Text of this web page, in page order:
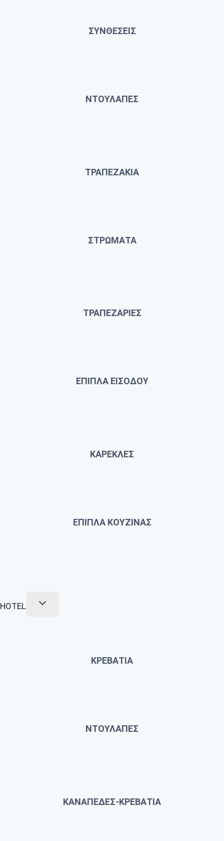
ΣΥΝΘΕΣΕΙΣ
ΝΤΟΥΛΑΠΕΣ
ΤΡΑΠΕΖΑΚΙΑ
ΣΤΡΩΜΑΤΑ
ΤΡΑΠΕΖΑΡΙΕΣ
ΕΠΙΠΛΑ ΕΙΣΟΔΟΥ
ΚΑΡΕΚΛΕΣ
ΕΠΙΠΛΑ ΚΟΥΖΙΝΑΣ
HOTEL
ΚΡΕΒΑΤΙΑ
ΝΤΟΥΛΑΠΕΣ
ΚΑΝΑΠΕΔΕΣ-ΚΡΕΒΑΤΙΑ